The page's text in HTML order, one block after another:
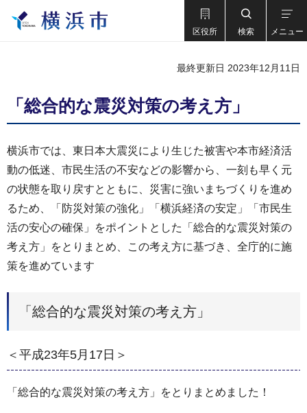
区役所 検索 メニュー
最終更新日 2023年12月11日
「総合的な震災対策の考え方」
横浜市では、東日本大震災により生じた被害や本市経済活
動の低迷、市民生活の不安などの影響から、一刻も早く元
の状態を取り戻すとともに、災害に強いまちづくりを進め
るため、「防災対策の強化」「横浜経済の安定」「市民生
活の安心の確保」をポイントとした「総合的な震災対策の
考え方」をとりまとめ、この考え方に基づき、全庁的に施
策を進めています
「総合的な震災対策の考え方」
＜平成23年5月17日＞
「総合的な震災対策の考え方」をとりまとめました！